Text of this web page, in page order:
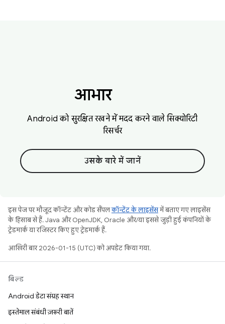
आभार
Android को सुरक्षित रखने में मदद करने वाले सिक्योरिटी
रिसर्चर
उसके बारे में जानें
इस पेज पर मौजूद कॉन्टेंट और कोड सैंपलकॉन्टेंट के लाइसेंसमें बताए गए लाइसेंस
के हिसाब से हैं. Java और OpenJDK, Oracle और/या इससे जुड़ी हुई कंपनियों के
ट्रेडमार्क या रजिस्टर किए हुए ट्रेडमार्क हैं.
आखिरी बार 2026-01-15 (UTC) को अपडेट किया गया.
बिल्ड
Android डेटा संग्रह स्थान
इस्तेमाल संबंधी ज़रूरी बातें